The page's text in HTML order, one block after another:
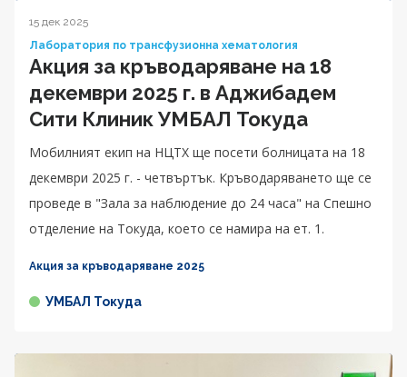
15 дек 2025
Лаборатория по трансфузионна хематология
Акция за кръводаряване на 18
декември 2025 г. в Аджибадем
Сити Клиник УМБАЛ Токуда
Мобилният екип на НЦТХ ще посети болницата на 18
декември 2025 г. - четвъртък. Кръводаряването ще се
проведе в "Зала за наблюдение до 24 часа" на Спешно
отделение на Токуда, което се намира на ет. 1.
Акция за кръводаряване 2025
УМБАЛ Токуда